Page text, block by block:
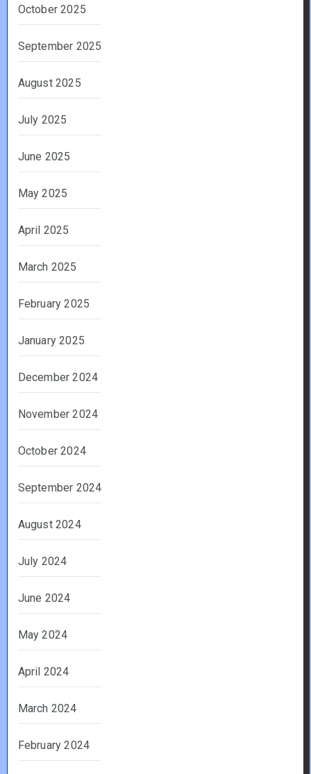
October 2025
September 2025
August 2025
July 2025
June 2025
May 2025
April 2025
March 2025
February 2025
January 2025
December 2024
November 2024
October 2024
September 2024
August 2024
July 2024
June 2024
May 2024
April 2024
March 2024
February 2024